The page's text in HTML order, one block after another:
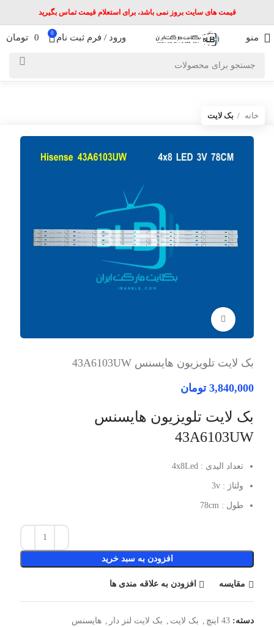
قیمت های سایت بروز نمی باشد، برای استعلام قیمت تماس بگیرید
منو ورود / فرم ثبت نام 0
0 تومان
خانه بک لایت
بک لایت تلویزیون هایسنس 43A6103UW
3,840,000 تومان
بک لایت تلویزیون هایسنس
43A6103UW
تعداد الیدی : 4x8Led
ولتاژ : 3v
طول : 78cm
افزودن به سبد خرید
مقایسه افزودن به علاقه مندی ها
دسته: 43 اینچ بک لایت بک لایت لنز دار هایسنس